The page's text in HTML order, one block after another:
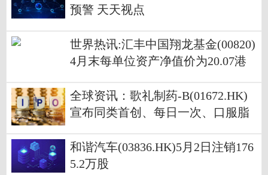
预警 天天视点
世界热讯:汇丰中国翔龙基金(00820)
4月末每单位资产净值价为20.07港
全球资讯：歌礼制药-B(01672.HK)
宣布同类首创、每日一次、口服脂
床试验达到终点
和谐汽车(03836.HK)5月2日注销176
5.2万股